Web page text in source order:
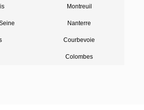
Montreuil
Nanterre
Courbevoie
Colombes